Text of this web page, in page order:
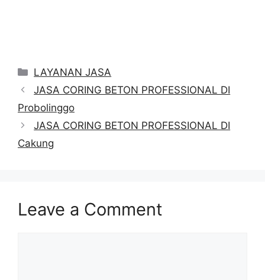
Categories
LAYANAN JASA
JASA CORING BETON PROFESSIONAL DI
Probolinggo
JASA CORING BETON PROFESSIONAL DI
Cakung
Leave a Comment